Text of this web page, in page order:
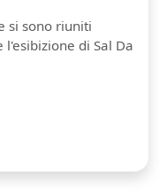
si sono riuniti
di Sal Da